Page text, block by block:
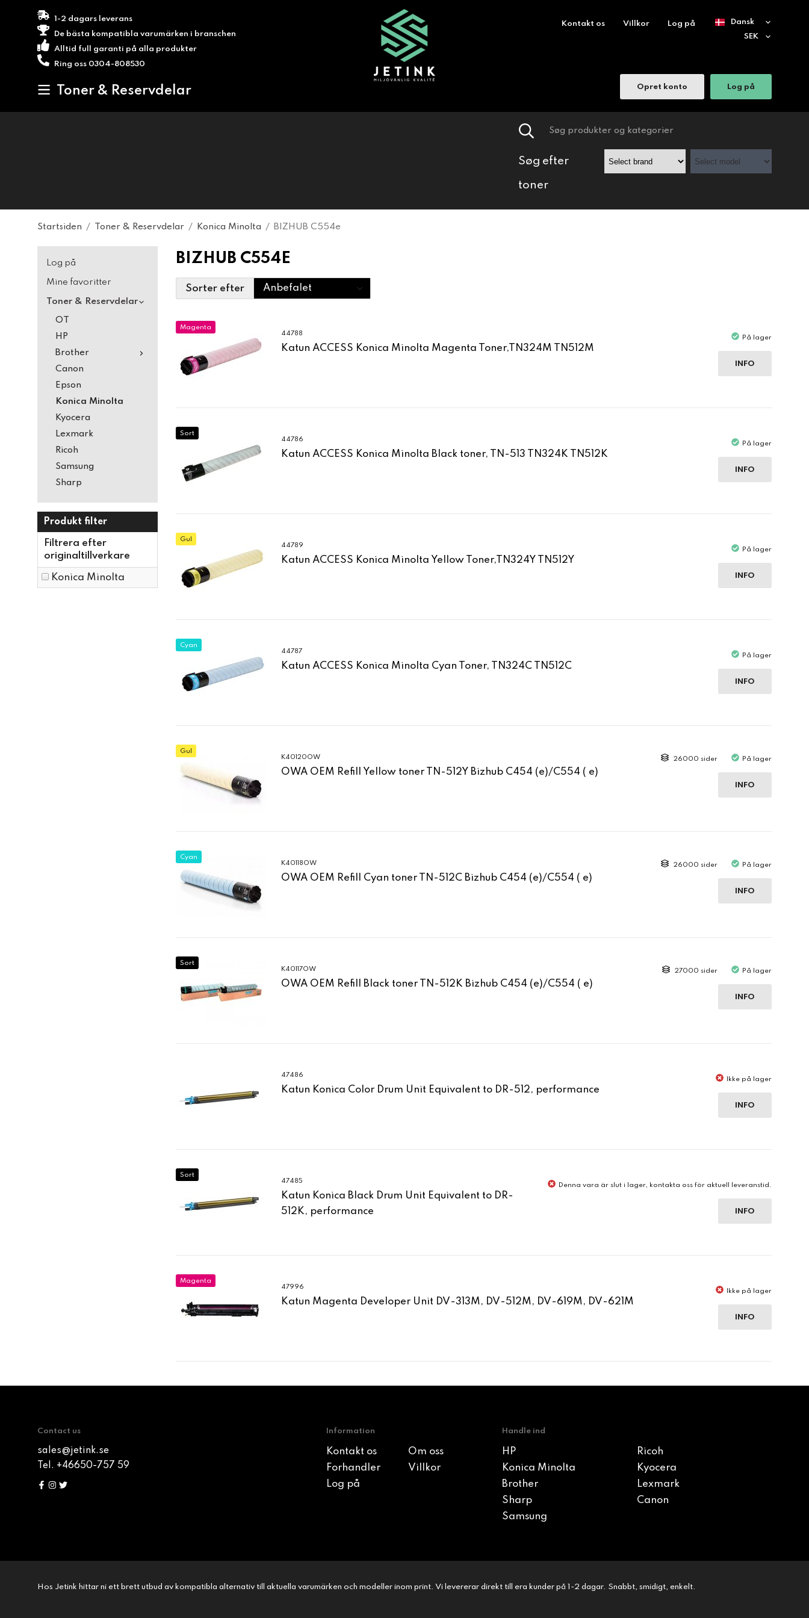
1-2 dagars leverans
De bästa kompatibla varumärken i branschen
Alltid full garanti på alla produkter
Ring oss 0304-808530
Toner & Reservdelar
Kontakt os Villkor Log på
Opret konto Log på
Søg efter
toner
Startsiden / Toner & Reservdelar / Konica Minolta / BIZHUB C554e
Log på
Mine favoritter
Toner & Reservdelar
OT
HP
Brother
Canon
Epson
Konica Minolta
Kyocera
Lexmark
Ricoh
Samsung
Sharp
Produkt filter
Filtrera efter
originaltillverkare
Konica Minolta
BIZHUB C554E
Sorter efter
Magenta
44788
Katun ACCESS Konica Minolta Magenta Toner,TN324M TN512M
På lager
INFO
Sort
44786
Katun ACCESS Konica Minolta Black toner, TN-513 TN324K TN512K
På lager
INFO
Gul
44789
Katun ACCESS Konica Minolta Yellow Toner,TN324Y TN512Y
På lager
INFO
Cyan
44787
Katun ACCESS Konica Minolta Cyan Toner, TN324C TN512C
På lager
INFO
Gul
K40120OW
OWA OEM Refill Yellow toner TN-512Y Bizhub C454 (e)/C554 ( e)
26000 sider På lager
INFO
Cyan
K40118OW
OWA OEM Refill Cyan toner TN-512C Bizhub C454 (e)/C554 ( e)
26000 sider På lager
INFO
Sort
K40117OW
OWA OEM Refill Black toner TN-512K Bizhub C454 (e)/C554 ( e)
27000 sider På lager
INFO
47486
Katun Konica Color Drum Unit Equivalent to DR-512, performance
Ikke på lager
INFO
Sort
47485
Katun Konica Black Drum Unit Equivalent to DR-
512K, performance
Denna vara är slut i lager, kontakta oss för aktuell leveranstid.
INFO
Magenta
47996
Katun Magenta Developer Unit DV-313M, DV-512M, DV-619M, DV-621M
Ikke på lager
INFO
Contact us
sales@jetink.se
Tel. +46650-757 59
Information
Kontakt os
Om oss
Forhandler
Villkor
Log på
Handle ind
HP
Ricoh
Konica Minolta
Kyocera
Brother
Lexmark
Sharp
Canon
Samsung
Hos Jetink hittar ni ett brett utbud av kompatibla alternativ till aktuella varumärken och modeller inom print. Vi levererar direkt till era kunder på 1-2 dagar. Snabbt, smidigt, enkelt.